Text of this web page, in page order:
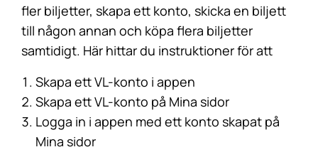
fler biljetter, skapa ett konto, skicka en biljett
till någon annan och köpa flera biljetter
samtidigt. Här hittar du instruktioner för att
Skapa ett VL-konto i appen
Skapa ett VL-konto på Mina sidor
Logga in i appen med ett konto skapat på
Mina sidor